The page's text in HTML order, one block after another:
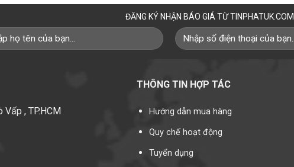
ĐĂNG KÝ NHẬN BÁO GIÁ TỪ TINPHATUK.COM
, TP.HCM
THÔNG TIN HỢP TÁC
Hướng dẫn mua hàng
Quy chế hoạt động
Tuyển dụng